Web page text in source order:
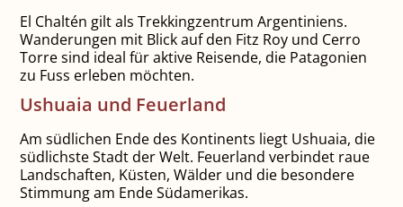
El Chaltén gilt als Trekkingzentrum Argentiniens.
Wanderungen mit Blick auf den Fitz Roy und Cerro
Torre sind ideal für aktive Reisende, die Patagonien
zu Fuss erleben möchten.
Ushuaia und Feuerland
Am südlichen Ende des Kontinents liegt Ushuaia, die
südlichste Stadt der Welt. Feuerland verbindet raue
Landschaften, Küsten, Wälder und die besondere
Stimmung am Ende Südamerikas.